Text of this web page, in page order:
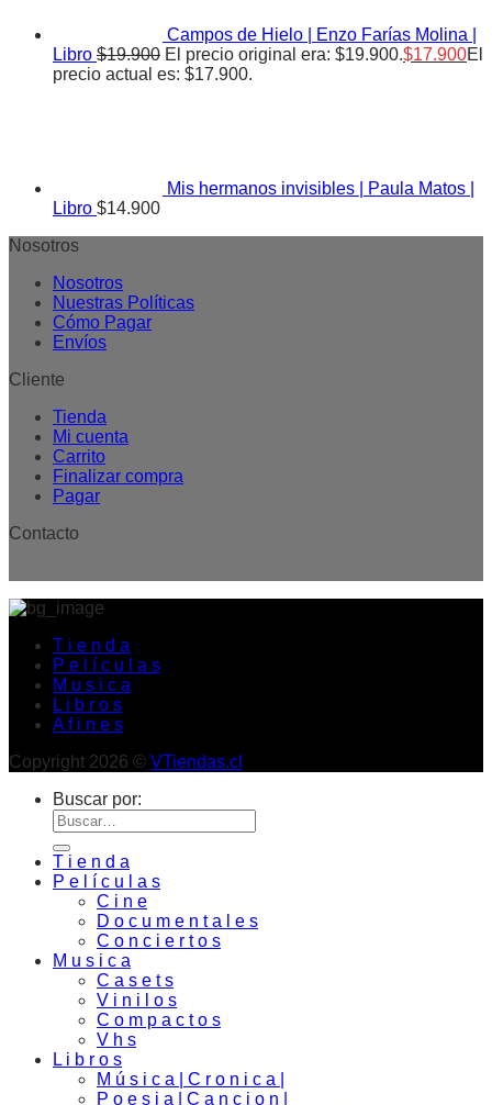
Campos de Hielo | Enzo Farías Molina |
Libro $19.900 El precio original era: $19.900.$17.900El
precio actual es: $17.900.
Mis hermanos invisibles | Paula Matos |
Libro $14.900
Nosotros
Nosotros
Nuestras Políticas
Cómo Pagar
Envíos
Cliente
Tienda
Mi cuenta
Carrito
Finalizar compra
Pagar
Contacto
T i e n d a
P e l í c u l a s
M u s i c a
L i b r o s
A f i n e s
Copyright 2026 © VTiendas.cl
Buscar por:
T i e n d a
P e l í c u l a s
C i n e
D o c u m e n t a l e s
C o n c i e r t o s
M u s i c a
C a s e t s
V i n i l o s
C o m p a c t o s
V h s
L i b r o s
M ú s i c a | C r o n i c a |
P o e s i a | C a n c i o n |